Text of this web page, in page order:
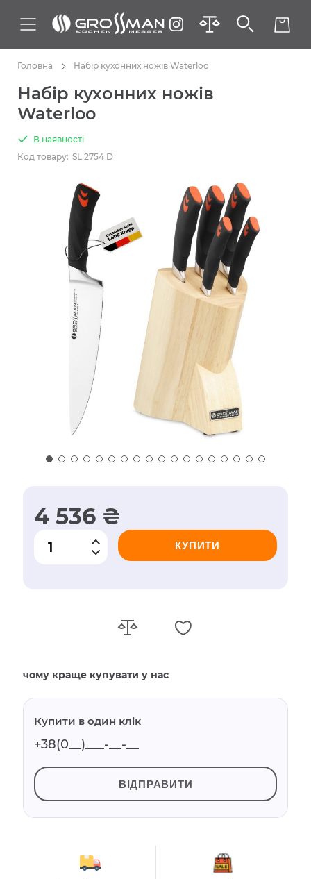
Головна Набір кухонних ножів Waterloo
Набір кухонних ножів
Waterloo
В наявності
Код товару: SL 2754 D
4 536 ₴
КУПИТИ
чому краще купувати у нас
Купити в один клік
ВІДПРАВИТИ